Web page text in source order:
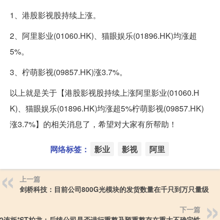
1、港股影视股持续上涨。
2、阿里影业(01060.HK)、猫眼娱乐(01896.HK)均涨超
5%。
3、柠萌影视(09857.HK)涨3.7%。
以上就是关于【港股影视股持续上涨阿里影业(01060.H
K)、猫眼娱乐(01896.HK)均涨超5%柠萌影视(09857.HK)
涨3.7%】的相关消息了，希望对大家有所帮助！
网络标签： 影业 影视 阿里
上一篇
剑桥科技：目前公司800G光模块的发货数量在千只到万只量级
下一篇